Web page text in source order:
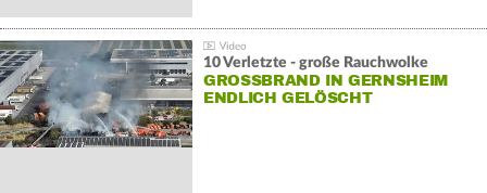
10 Verletzte - große Rauchwolke
GROSSBRAND IN GERNSHEIM E
NDLICH GELÖSCHT